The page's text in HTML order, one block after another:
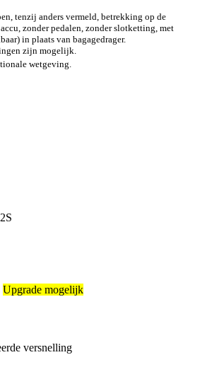
tenzij anders vermeld, betrekking op de
zonder pedalen, zonder slotketting, met
in plaats van bagagedrager.
zijn mogelijk.
wetgeving.
Upgrade mogelijk
versnelling